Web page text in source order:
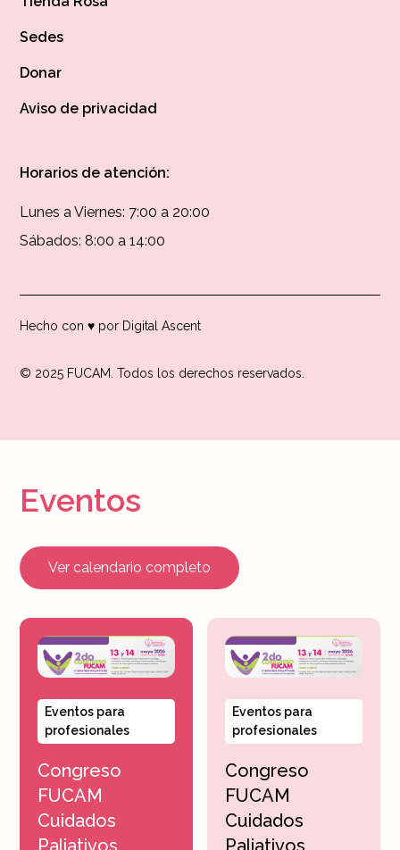
Sedes
Donar
Aviso de privacidad
Horarios de atención:
Lunes a Viernes: 7:00 a 20:00
Sábados: 8:00 a 14:00
© 2025 FUCAM. Todos los derechos reservados.
Hecho con ♥ por Digital Ascent
Eventos
Ver calendario completo
Eventos para
profesionales
Congreso
FUCAM
Cuidados
Paliativos
Eventos para
profesionales
Congreso
FUCAM
Cuidados
Paliativos